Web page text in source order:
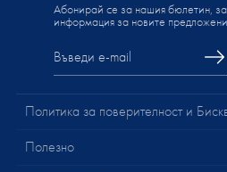
Абонирай се за нашия бюлетин,
информация за новите
Политика за поверителност и
Полезно